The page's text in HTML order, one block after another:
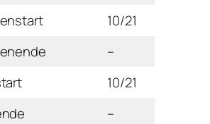
10/21
–
10/21
–